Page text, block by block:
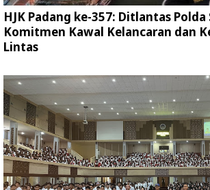
HJK Padang ke-357: Ditlantas Polda
Komitmen Kawal Kelancaran dan
Lintas